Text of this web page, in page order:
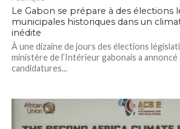
Le Gabon se prépare à des élections
municipales historiques dans un
inédite
À une dizaine de jours des élections
ministère de l’Intérieur gabonais a annoncé
candidatures...